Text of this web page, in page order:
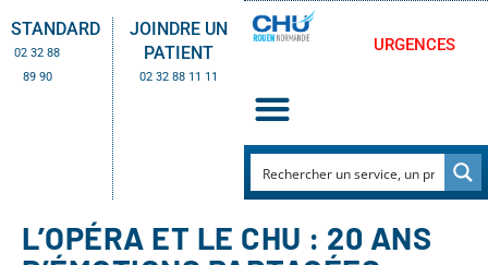
STANDARD
02 32 88
89 90
JOINDRE UN
PATIENT
02 32 88 11 11
URGENCES
L’OPÉRA ET LE CHU : 20 ANS